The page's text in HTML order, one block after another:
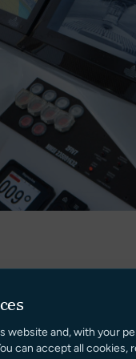
le hard top
en forme de "U",
stylisé avec
website and, with your
can accept all